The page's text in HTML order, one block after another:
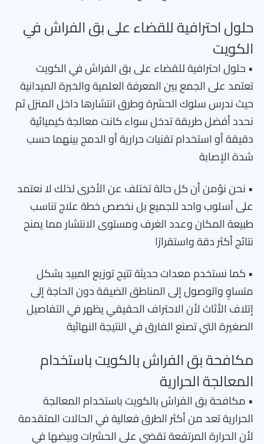
حلول احترافية للقضاء على بق الفراش في
الكويت
• حلول احترافية للقضاء على بق الفراش في الكويت
تعتمد على الجمع بين المعرفة العلمية والخبرة الميدانية
حيث ندرس سلوك الحشرة وطرق انتشارها داخل المنزل ثم
نحدد أفضل طريقة تدخل سواء كانت معالجة كيميائية
دقيقة أو استخدام تقنيات حرارية أو الدمج بينهما حسب
شدة الإصابة
• نحن نؤمن أن كل حالة تختلف عن الأخرى لذلك لا نعتمد
على أسلوب واحد للجميع بل نخصص خطة علاج تناسب
طبيعة المكان وعدد الغرف ومستوى الانتشار مما يمنح
نتائج أكثر دقة واستقرارًا
• كما نستخدم معدات حديثة تتيح توزيع المبيد بشكل
متساوٍ والوصول إلى المناطق الضيقة دون الحاجة إلى
إتلاف الأثاث لأن الاحتراف الحقيقي يظهر في التفاصيل
الصغيرة التي تصنع الفارق في النتيجة النهائية
مكافحة بق الفراش بالكويت باستخدام
المعالجة الحرارية
• مكافحة بق الفراش بالكويت باستخدام المعالجة
الحرارية تعد من أكثر الطرق فعالية في الحالات المتقدمة
لأن الحرارة المرتفعة تقضي على الحشرات وبيضها في